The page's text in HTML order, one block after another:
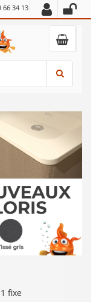
66 34 13
fixe